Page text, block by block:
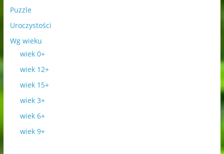
Puzzle
Uroczystości
Wg wieku
wiek 0+
wiek 12+
wiek 15+
wiek 3+
wiek 6+
wiek 9+